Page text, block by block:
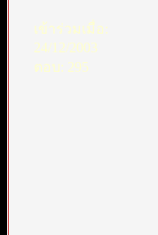
เข้าร่วมเมื่อ:
24/12/2003
ตอบ: 295